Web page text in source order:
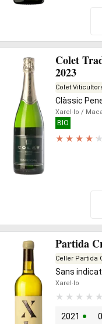
Colet
2023
Colet
Clàssic
Xarel·lo /
BIO
Partida
Celler Partida
Sans
Xarel·lo
2021